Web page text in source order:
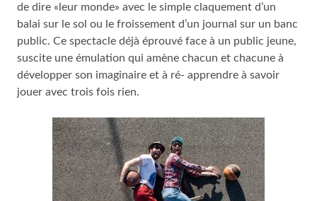
de dire «leur monde» avec le simple claquement d’un
balai sur le sol ou le froissement d’un journal sur un banc
public. Ce spectacle déjà éprouvé face à un public jeune,
suscite une émulation qui amène chacun et chacune à
développer son imaginaire et à ré- apprendre à savoir
jouer avec trois fois rien.